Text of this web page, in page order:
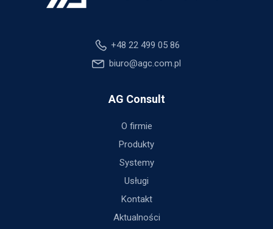
+48 22 499 05 86
biuro@agc.com.pl
AG Consult
O firmie
Produkty
Systemy
Usługi
Kontakt
Aktualności